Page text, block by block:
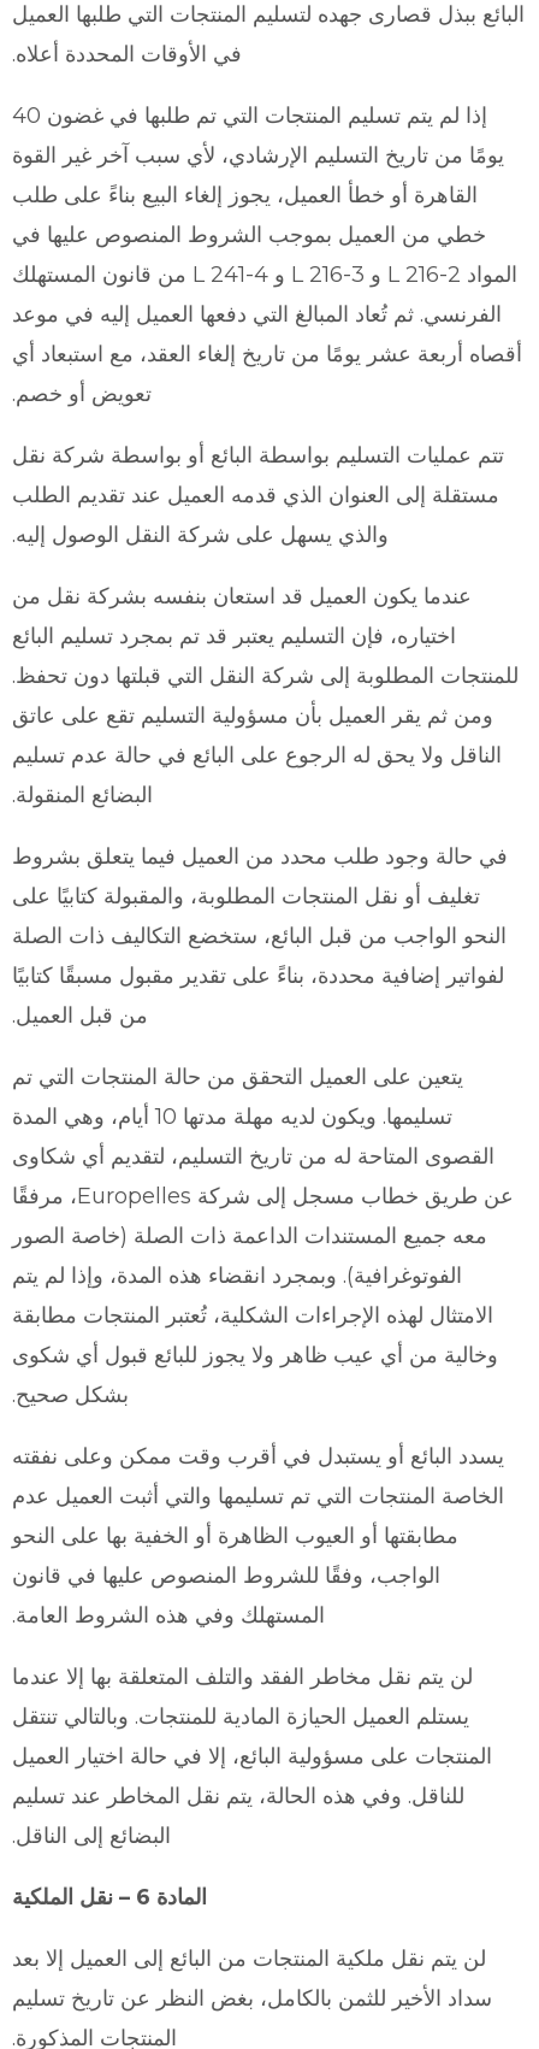
البائع ببذل قصارى جهده لتسليم المنتجات التي طلبها العميل
في الأوقات المحددة أعلاه.
إذا لم يتم تسليم المنتجات التي تم طلبها في غضون 40
يومًا من تاريخ التسليم الإرشادي، لأي سبب آخر غير القوة
القاهرة أو خطأ العميل، يجوز إلغاء البيع بناءً على طلب
خطي من العميل بموجب الشروط المنصوص عليها في
المواد L 216-2 و L 216-3 و L 241-4 من قانون المستهلك
الفرنسي. ثم تُعاد المبالغ التي دفعها العميل إليه في موعد
أقصاه أربعة عشر يومًا من تاريخ إلغاء العقد، مع استبعاد أي
تعويض أو خصم.
تتم عمليات التسليم بواسطة البائع أو بواسطة شركة نقل
مستقلة إلى العنوان الذي قدمه العميل عند تقديم الطلب
والذي يسهل على شركة النقل الوصول إليه.
عندما يكون العميل قد استعان بنفسه بشركة نقل من
اختياره، فإن التسليم يعتبر قد تم بمجرد تسليم البائع
للمنتجات المطلوبة إلى شركة النقل التي قبلتها دون تحفظ.
ومن ثم يقر العميل بأن مسؤولية التسليم تقع على عاتق
الناقل ولا يحق له الرجوع على البائع في حالة عدم تسليم
البضائع المنقولة.
في حالة وجود طلب محدد من العميل فيما يتعلق بشروط
تغليف أو نقل المنتجات المطلوبة، والمقبولة كتابيًا على
النحو الواجب من قبل البائع، ستخضع التكاليف ذات الصلة
لفواتير إضافية محددة، بناءً على تقدير مقبول مسبقًا كتابيًا
من قبل العميل.
يتعين على العميل التحقق من حالة المنتجات التي تم
تسليمها. ويكون لديه مهلة مدتها 10 أيام، وهي المدة
القصوى المتاحة له من تاريخ التسليم، لتقديم أي شكاوى
عن طريق خطاب مسجل إلى شركة Europelles، مرفقًا
معه جميع المستندات الداعمة ذات الصلة (خاصة الصور
الفوتوغرافية). وبمجرد انقضاء هذه المدة، وإذا لم يتم
الامتثال لهذه الإجراءات الشكلية، تُعتبر المنتجات مطابقة
وخالية من أي عيب ظاهر ولا يجوز للبائع قبول أي شكوى
بشكل صحيح.
يسدد البائع أو يستبدل في أقرب وقت ممكن وعلى نفقته
الخاصة المنتجات التي تم تسليمها والتي أثبت العميل عدم
مطابقتها أو العيوب الظاهرة أو الخفية بها على النحو
الواجب، وفقًا للشروط المنصوص عليها في قانون
المستهلك وفي هذه الشروط العامة.
لن يتم نقل مخاطر الفقد والتلف المتعلقة بها إلا عندما
يستلم العميل الحيازة المادية للمنتجات. وبالتالي تنتقل
المنتجات على مسؤولية البائع، إلا في حالة اختيار العميل
للناقل. وفي هذه الحالة، يتم نقل المخاطر عند تسليم
البضائع إلى الناقل.
المادة 6 – نقل الملكية
لن يتم نقل ملكية المنتجات من البائع إلى العميل إلا بعد
سداد الأخير للثمن بالكامل، بغض النظر عن تاريخ تسليم
المنتجات المذكورة.